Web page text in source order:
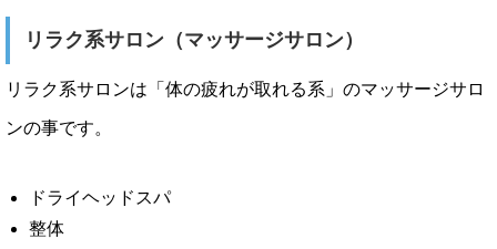
リラク系サロン（マッサージサロン）
リラク系サロンは「体の疲れが取れる系」のマッサージサロ
ンの事です。
ドライヘッドスパ
整体